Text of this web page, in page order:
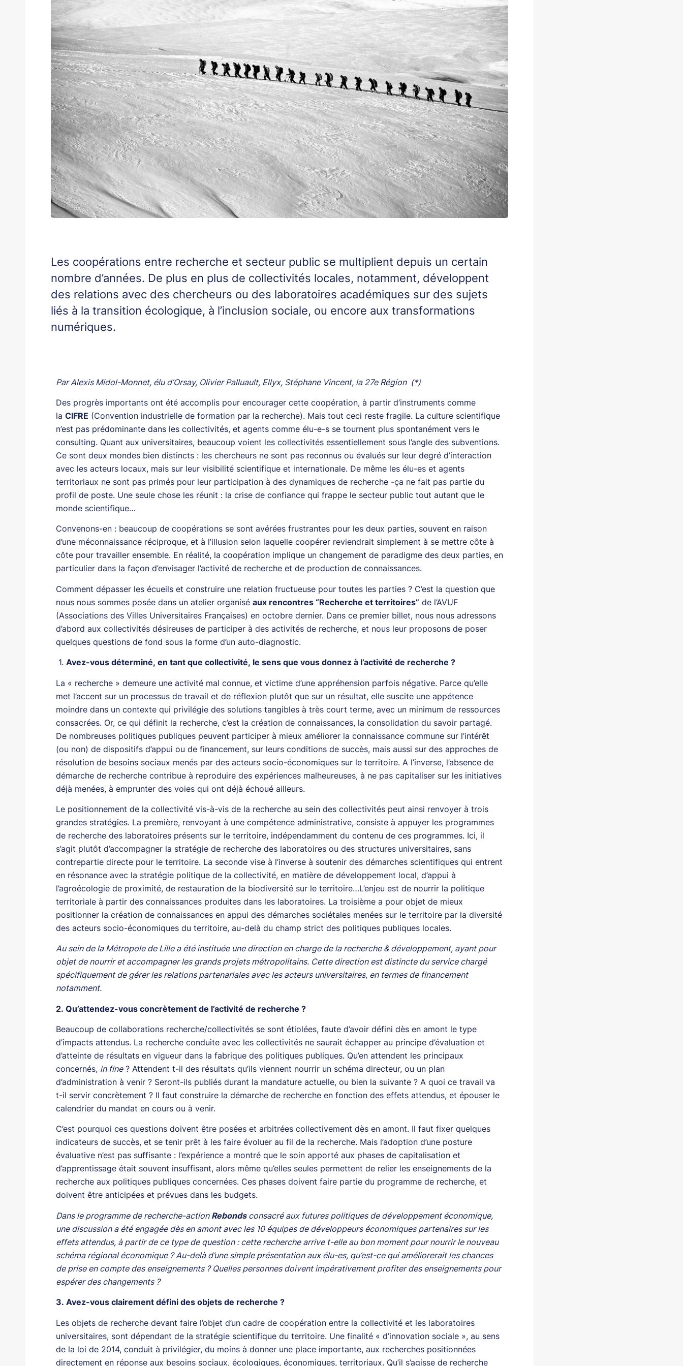
Les coopérations entre recherche et secteur public se multiplient depuis un certain
nombre d’années. De plus en plus de collectivités locales, notamment, développent
des relations avec des chercheurs ou des laboratoires académiques sur des sujets
liés à la transition écologique, à l’inclusion sociale, ou encore aux transformations
numériques.
Par Alexis Midol-Monnet, élu d’Orsay, Olivier Palluault, Ellyx, Stéphane Vincent, la 27e Région (*)
Des progrès importants ont été accomplis pour encourager cette coopération, à partir d’instruments comme
la CIFRE (Convention industrielle de formation par la recherche). Mais tout ceci reste fragile. La culture scientifique
n’est pas prédominante dans les collectivités, et agents comme élu-e-s se tournent plus spontanément vers le
consulting. Quant aux universitaires, beaucoup voient les collectivités essentiellement sous l’angle des subventions.
Ce sont deux mondes bien distincts : les chercheurs ne sont pas reconnus ou évalués sur leur degré d’interaction
avec les acteurs locaux, mais sur leur visibilité scientifique et internationale. De même les élu-es et agents
territoriaux ne sont pas primés pour leur participation à des dynamiques de recherche -ça ne fait pas partie du
profil de poste. Une seule chose les réunit : la crise de confiance qui frappe le secteur public tout autant que le
monde scientifique…
Convenons-en : beaucoup de coopérations se sont avérées frustrantes pour les deux parties, souvent en raison
d’une méconnaissance réciproque, et à l’illusion selon laquelle coopérer reviendrait simplement à se mettre côte à
côte pour travailler ensemble. En réalité, la coopération implique un changement de paradigme des deux parties, en
particulier dans la façon d’envisager l’activité de recherche et de production de connaissances.
Comment dépasser les écueils et construire une relation fructueuse pour toutes les parties ? C’est la question que
nous nous sommes posée dans un atelier organisé aux rencontres “Recherche et territoires” de l’AVUF
(Associations des Villes Universitaires Françaises) en octobre dernier. Dans ce premier billet, nous nous adressons
d’abord aux collectivités désireuses de participer à des activités de recherche, et nous leur proposons de poser
quelques questions de fond sous la forme d’un auto-diagnostic.
1. Avez-vous déterminé, en tant que collectivité, le sens que vous donnez à l’activité de recherche ?
La « recherche » demeure une activité mal connue, et victime d’une appréhension parfois négative. Parce qu’elle
met l’accent sur un processus de travail et de réflexion plutôt que sur un résultat, elle suscite une appétence
moindre dans un contexte qui privilégie des solutions tangibles à très court terme, avec un minimum de ressources
consacrées. Or, ce qui définit la recherche, c’est la création de connaissances, la consolidation du savoir partagé.
De nombreuses politiques publiques peuvent participer à mieux améliorer la connaissance commune sur l’intérêt
(ou non) de dispositifs d’appui ou de financement, sur leurs conditions de succès, mais aussi sur des approches de
résolution de besoins sociaux menés par des acteurs socio-économiques sur le territoire. A l’inverse, l’absence de
démarche de recherche contribue à reproduire des expériences malheureuses, à ne pas capitaliser sur les initiatives
déjà menées, à emprunter des voies qui ont déjà échoué ailleurs.
Le positionnement de la collectivité vis-à-vis de la recherche au sein des collectivités peut ainsi renvoyer à trois
grandes stratégies. La première, renvoyant à une compétence administrative, consiste à appuyer les programmes
de recherche des laboratoires présents sur le territoire, indépendamment du contenu de ces programmes. Ici, il
s’agit plutôt d’accompagner la stratégie de recherche des laboratoires ou des structures universitaires, sans
contrepartie directe pour le territoire. La seconde vise à l’inverse à soutenir des démarches scientifiques qui entrent
en résonance avec la stratégie politique de la collectivité, en matière de développement local, d’appui à
l’agroécologie de proximité, de restauration de la biodiversité sur le territoire…L’enjeu est de nourrir la politique
territoriale à partir des connaissances produites dans les laboratoires. La troisième a pour objet de mieux
positionner la création de connaissances en appui des démarches sociétales menées sur le territoire par la diversité
des acteurs socio-économiques du territoire, au-delà du champ strict des politiques publiques locales.
Au sein de la Métropole de Lille a été instituée une direction en charge de la recherche & développement, ayant pour
objet de nourrir et accompagner les grands projets métropolitains. Cette direction est distincte du service chargé
spécifiquement de gérer les relations partenariales avec les acteurs universitaires, en termes de financement
notamment.
2. Qu’attendez-vous concrètement de l’activité de recherche ?
Beaucoup de collaborations recherche/collectivités se sont étiolées, faute d’avoir défini dès en amont le type
d’impacts attendus. La recherche conduite avec les collectivités ne saurait échapper au principe d’évaluation et
d’atteinte de résultats en vigueur dans la fabrique des politiques publiques. Qu’en attendent les principaux
concernés, in fine? Attendent t-il des résultats qu’ils viennent nourrir un schéma directeur, ou un plan
d’administration à venir ? Seront-ils publiés durant la mandature actuelle, ou bien la suivante ? A quoi ce travail va
t-il servir concrètement ? Il faut construire la démarche de recherche en fonction des effets attendus, et épouser le
calendrier du mandat en cours ou à venir.
C’est pourquoi ces questions doivent être posées et arbitrées collectivement dès en amont. Il faut fixer quelques
indicateurs de succès, et se tenir prêt à les faire évoluer au fil de la recherche. Mais l’adoption d’une posture
évaluative n’est pas suffisante : l’expérience a montré que le soin apporté aux phases de capitalisation et
d’apprentissage était souvent insuffisant, alors même qu’elles seules permettent de relier les enseignements de la
recherche aux politiques publiques concernées. Ces phases doivent faire partie du programme de recherche, et
doivent être anticipées et prévues dans les budgets.
Dans le programme de recherche-action Rebondsconsacré aux futures politiques de développement économique,
une discussion a été engagée dès en amont avec les 10 équipes de développeurs économiques partenaires sur les
effets attendus, à partir de ce type de question : cette recherche arrive t-elle au bon moment pour nourrir le nouveau
schéma régional économique ? Au-delà d’une simple présentation aux élu-es, qu’est-ce qui améliorerait les chances
de prise en compte des enseignements ? Quelles personnes doivent impérativement profiter des enseignements pour
espérer des changements ?
3. Avez-vous clairement défini des objets de recherche ?
Les objets de recherche devant faire l’objet d’un cadre de coopération entre la collectivité et les laboratoires
universitaires, sont dépendant de la stratégie scientifique du territoire. Une finalité « d’innovation sociale », au sens
de la loi de 2014, conduit à privilégier, du moins à donner une place importante, aux recherches positionnées
directement en réponse aux besoins sociaux, écologiques, économiques, territoriaux. Qu’il s’agisse de recherche